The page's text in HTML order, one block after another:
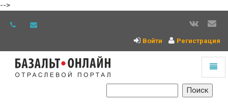
-->
Войти Регистрация